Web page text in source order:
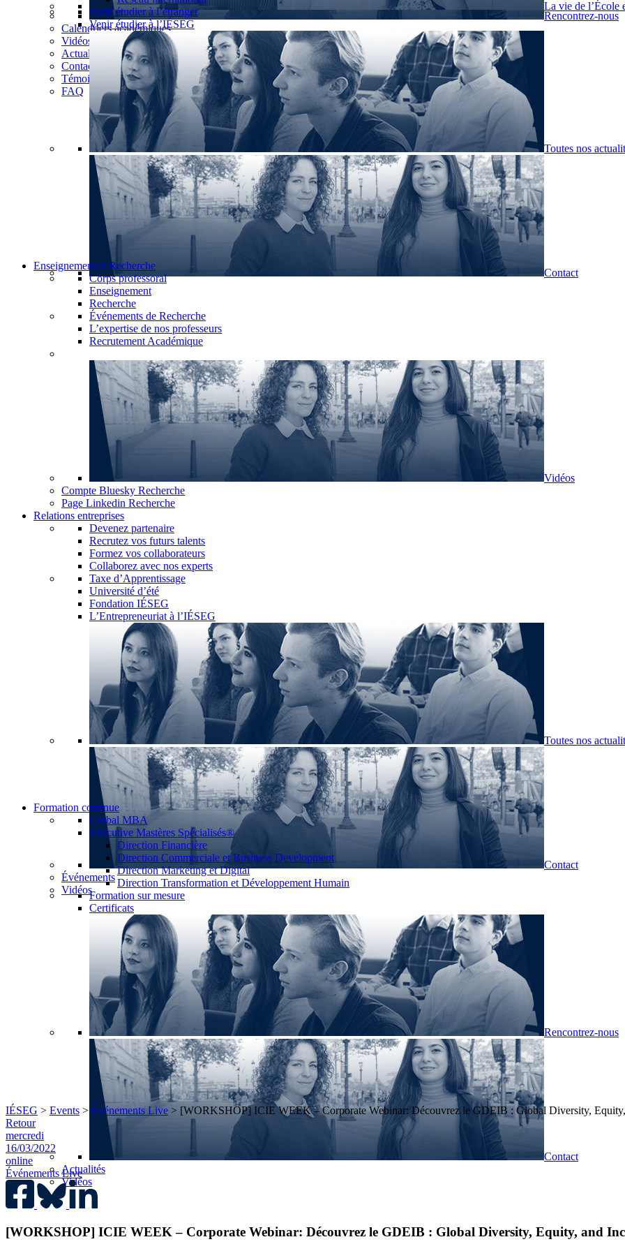
Rencontrez-nous
Calendriers académiques
Vidéos
Actualités
Contact
Témoignages
FAQ
La vie de l’École
Partir étudier à l’étranger
Venir étudier à l’IÉSEG
Toutes nos
Contact
Enseignement et Recherche
Corps professoral
Enseignement
Recherche
Événements de Recherche
L’expertise de nos professeurs
Recrutement Académique
Vidéos
Compte Bluesky Recherche
Page Linkedin Recherche
Relations entreprises
Devenez partenaire
Recrutez vos futurs talents
Formez vos collaborateurs
Collaborez avec nos experts
Taxe d’Apprentissage
Université d’été
Fondation IÉSEG
L’Entrepreneuriat à l’IÉSEG
Toutes nos
Contact
Événements
Vidéos
Formation continue
Global MBA
Executive Mastères Spécialisés®
Direction Financière
Direction Commerciale et Business Development
Direction Marketing et Digital
Direction Transformation et Développement Humain
Formation sur mesure
Certificats
Rencontrez-nous
Contact
Actualités
Vidéos
IÉSEG > Events > Événements Live > [WORKSHOP] ICIE WEEK – Corporate Webinar: Découvrez le GDEIB : Global Diversity,
Retour
mercredi
16/03/2022
online
Événements Live
[WORKSHOP] ICIE WEEK – Corporate Webinar: Découvrez le GDEIB : Global Diversity, Equity, and